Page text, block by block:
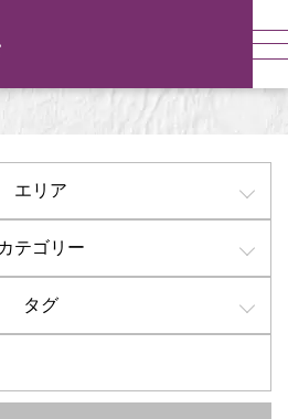
エリア
カテゴリー
タグ